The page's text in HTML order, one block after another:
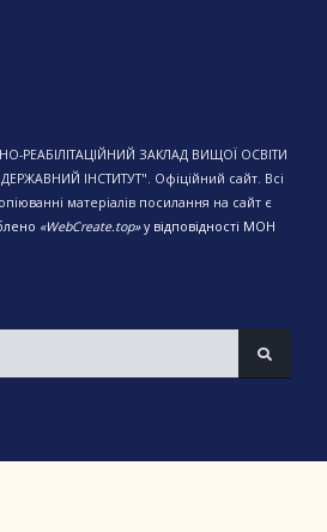
РЕАБІЛІТАЦІЙНИЙ ЗАКЛАД ВИЩОЇ ОСВІТИ
ІНСТИТУТ". Офіційний сайт. Всі
матеріалів посилання на сайт є
«WebCreate.top»у відповідності МОН